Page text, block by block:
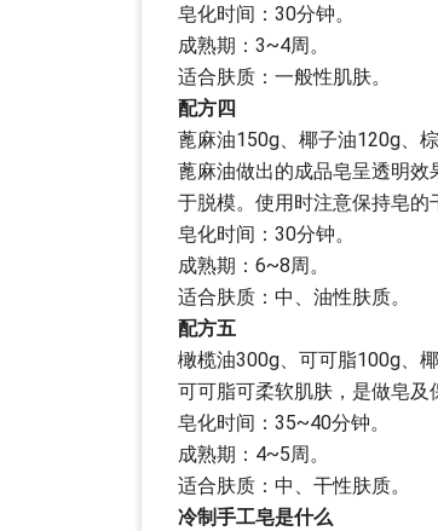
皂化时间：30分钟。
成熟期：3~4周。
适合肤质：一般性肌肤。
配方四
蓖麻油150g、椰子油120g、
蓖麻油做出的成品皂呈透明
于脱模。使用时注意保持皂的
皂化时间：30分钟。
成熟期：6~8周。
适合肤质：中、油性肤质。
配方五
橄榄油300g、可可脂100g、
可可脂可柔软肌肤，是做皂及
皂化时间：35~40分钟。
成熟期：4~5周。
适合肤质：中、干性肤质。
冷制手工皂是什么